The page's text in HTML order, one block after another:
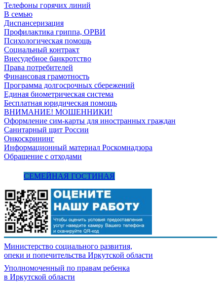
Телефоны горячих линий
В семью
Диспансеризация
Профилактика гриппа, ОРВИ
Психологическая помощь
Социальный контракт
Внесудебное банкротство
Права потребителей
Финансовая грамотность
Программа долгосрочных сбережений
Единая биометрическая система
Бесплатная юридическая помощь
ВНИМАНИЕ! МОШЕННИКИ!
Оформление сим-карты для иностранных граждан
Санитарный щит России
Онкоскрининг
Информационный материал Роскомнадзора
Обращение с отходами
СЕМЕЙНАЯ ГОСТИНАЯ
Министерство социального развития,
опеки и попечительства Иркутской области
Уполномоченный по правам ребенка
в Иркутской области